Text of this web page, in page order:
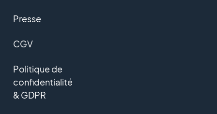
Presse
CGV
Politique de
confidentialité
& GDPR